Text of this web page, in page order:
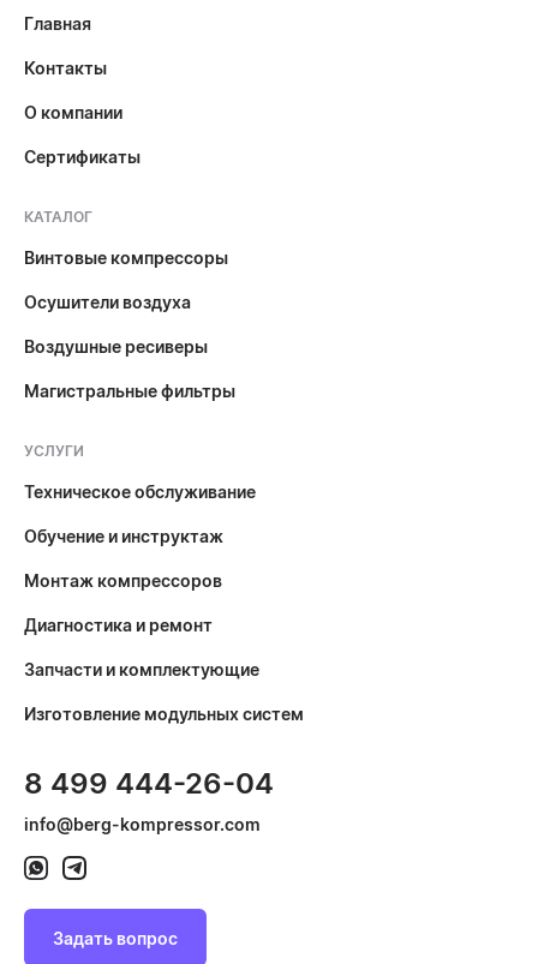
Главная
Контакты
О компании
Сертификаты
КАТАЛОГ
Винтовые компрессоры
Осушители воздуха
Воздушные ресиверы
Магистральные фильтры
УСЛУГИ
Техническое обслуживание
Обучение и инструктаж
Монтаж компрессоров
Диагностика и ремонт
Запчасти и комплектующие
Изготовление модульных систем
8 499 444-26-04
info@berg-kompressor.com
Задать вопрос